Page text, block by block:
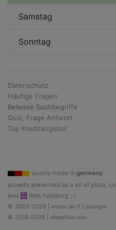
Samstag
Sonntag
Datenschutz
Häufige Fragen
Beliebte Suchbegriffe
Quiz, Frage Antwort
Top Kreditangebot
quality made in germany
prowdly presented by a lot of pizza,
and ☮ from hamburg ;-)
© 2003-2026 | enbox.de IT Lösungen
© 2019-2026 | allesoffen.com